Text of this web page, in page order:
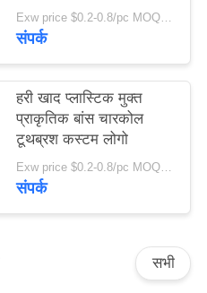
टूथब्रश
Exw price $0.2-0.8/pc MOQ:100 पीसी
संपर्क
हरी खाद प्लास्टिक मुक्त
प्राकृतिक बांस चारकोल
टूथब्रश कस्टम लोगो
Exw price $0.2-0.8/pc MOQ:100 पीसी
संपर्क
सभी